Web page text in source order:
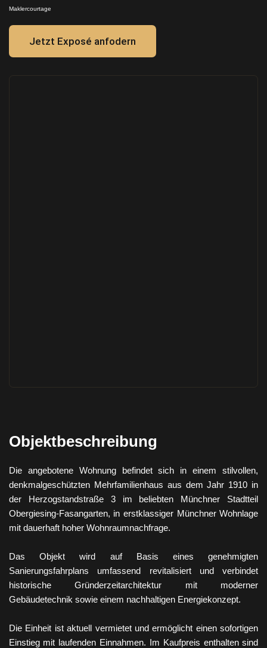
Maklercourtage
Jetzt Exposé anfodern
Objektbeschreibung
Die angebotene Wohnung befindet sich in einem stilvollen,
denkmalgeschützten Mehrfamilienhaus aus dem Jahr 1910 in
der Herzogstandstraße 3 im beliebten Münchner Stadtteil
Obergiesing-Fasangarten, in erstklassiger Münchner Wohnlage
mit dauerhaft hoher Wohnraumnachfrage.
Das Objekt wird auf Basis eines genehmigten
Sanierungsfahrplans umfassend revitalisiert und verbindet
historische Gründerzeitarchitektur mit moderner
Gebäudetechnik sowie einem nachhaltigen Energiekonzept.
Die Einheit ist aktuell vermietet und ermöglicht einen sofortigen
Einstieg mit laufenden Einnahmen. Im Kaufpreis enthalten sind